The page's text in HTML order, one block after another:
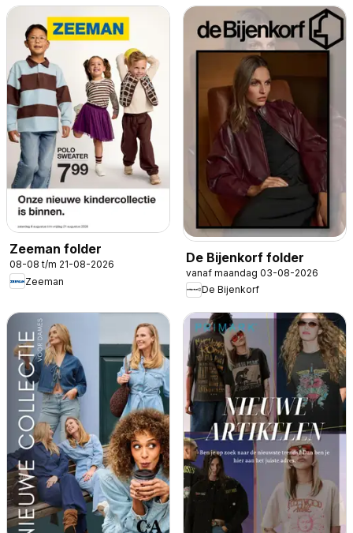
Zeeman folder
08-08 t/m 21-08-2026
Zeeman
De Bijenkorf folder
vanaf maandag 03-08-2026
De Bijenkorf